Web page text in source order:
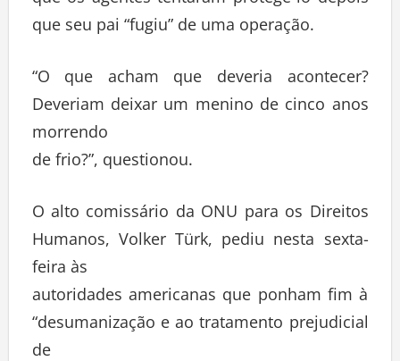
que seu pai “fugiu” de uma operação.
“O que acham que deveria acontecer?
Deveriam deixar um menino de cinco anos
morrendo
de frio?”, questionou.
O alto comissário da ONU para os Direitos
Humanos, Volker Türk, pediu nesta sexta-
feira às
autoridades americanas que ponham fim à
“desumanização e ao tratamento prejudicial
de